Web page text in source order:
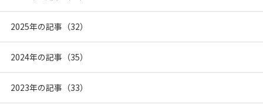
2025年の記事（32）
2024年の記事（35）
2023年の記事（33）